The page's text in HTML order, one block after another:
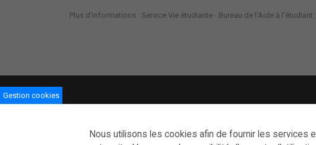
Plus d'informations : Service Vie étudiante - Bureau de l'Aide à l'étudiant
Gestion cookies
Nous utilisons les cookies afin de fournir les services